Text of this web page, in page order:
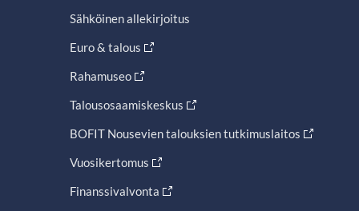
Sähköinen allekirjoitus
Euro & talous
Rahamuseo
Talousosaamiskeskus
BOFIT Nousevien talouksien tutkimuslaitos
Vuosikertomus
Finanssivalvonta